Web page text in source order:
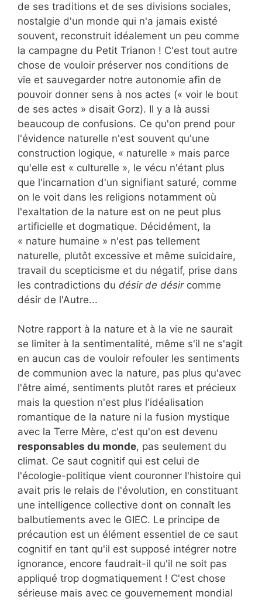
de ses traditions et de ses divisions sociales,
nostalgie d'un monde qui n'a jamais existé
souvent, reconstruit idéalement un peu comme
la campagne du Petit Trianon ! C'est tout autre
chose de vouloir préserver nos conditions de
vie et sauvegarder notre autonomie afin de
pouvoir donner sens à nos actes (« voir le bout
de ses actes » disait Gorz). Il y a là aussi
beaucoup de confusions. Ce qu'on prend pour
l'évidence naturelle n'est souvent qu'une
construction logique, « naturelle » mais parce
qu'elle est « culturelle », le vécu n'étant plus
que l'incarnation d'un signifiant saturé, comme
on le voit dans les religions notamment où
l'exaltation de la nature est on ne peut plus
artificielle et dogmatique. Décidément, la
« nature humaine » n'est pas tellement
naturelle, plutôt excessive et même suicidaire,
travail du scepticisme et du négatif, prise dans
les contradictions du désir de désircomme
désir de l'Autre...
Notre rapport à la nature et à la vie ne saurait
se limiter à la sentimentalité, même s'il ne s'agit
en aucun cas de vouloir refouler les sentiments
de communion avec la nature, pas plus qu'avec
l'être aimé, sentiments plutôt rares et précieux
mais la question n'est plus l'idéalisation
romantique de la nature ni la fusion mystique
avec la Terre Mère, c'est qu'on est devenu
responsables du monde, pas seulement du
climat. Ce saut cognitif qui est celui de
l'écologie-politique vient couronner l'histoire qui
avait pris le relais de l'évolution, en constituant
une intelligence collective dont on connaît les
balbutiements avec le GIEC. Le principe de
précaution est un élément essentiel de ce saut
cognitif en tant qu'il est supposé intégrer notre
ignorance, encore faudrait-il qu'il ne soit pas
appliqué trop dogmatiquement ! C'est chose
sérieuse mais avec ce gouvernement mondial